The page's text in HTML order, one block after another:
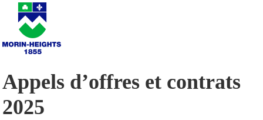
Appels d’offres et contrats
2025